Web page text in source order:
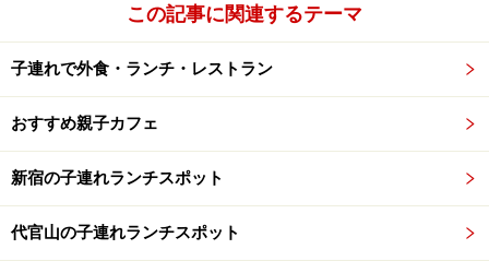
この記事に関連するテーマ
子連れで外食・ランチ・レストラン
おすすめ親子カフェ
新宿の子連れランチスポット
代官山の子連れランチスポット